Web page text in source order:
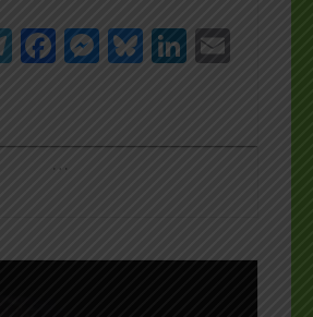
Telegram
Facebook
Messenger
Bluesky